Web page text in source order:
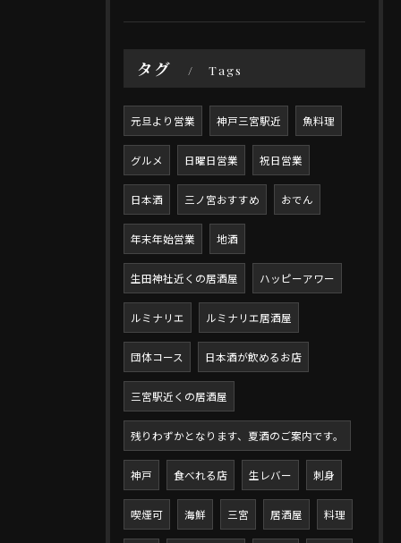
タグ Tags
元旦より営業 神戸三宮駅近 魚料理
グルメ 日曜日営業 祝日営業
日本酒 三ノ宮おすすめ おでん
年末年始営業 地酒
生田神社近くの居酒屋 ハッピーアワー
ルミナリエ ルミナリエ居酒屋
団体コース 日本酒が飲めるお店
三宮駅近くの居酒屋
残りわずかとなります、夏酒のご案内です。
神戸 食べれる店 生レバー 刺身
喫煙可 海鮮 三宮 居酒屋 料理